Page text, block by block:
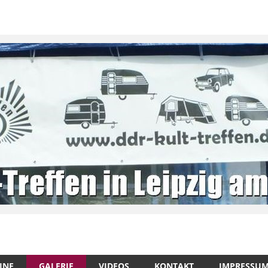
GALERIE VIDEOS KONTAKT